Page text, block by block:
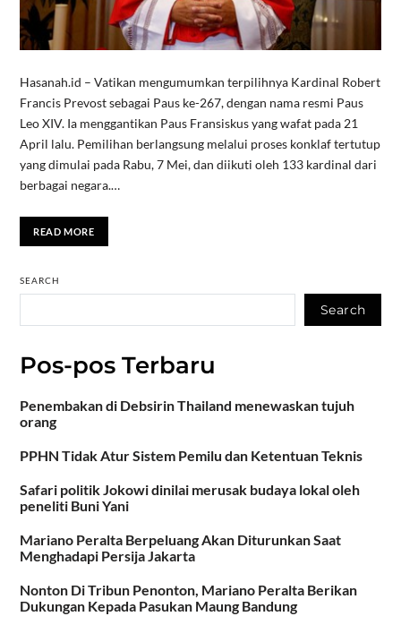
Hasanah.id – Vatikan mengumumkan terpilihnya Kardinal Robert
Francis Prevost sebagai Paus ke-267, dengan nama resmi Paus
Leo XIV. Ia menggantikan Paus Fransiskus yang wafat pada 21
April lalu. Pemilihan berlangsung melalui proses konklaf tertutup
yang dimulai pada Rabu, 7 Mei, dan diikuti oleh 133 kardinal dari
berbagai negara.…
READ MORE
SEARCH
Search
Pos-pos Terbaru
Penembakan di Debsirin Thailand menewaskan tujuh
orang
PPHN Tidak Atur Sistem Pemilu dan Ketentuan Teknis
Safari politik Jokowi dinilai merusak budaya lokal oleh
peneliti Buni Yani
Mariano Peralta Berpeluang Akan Diturunkan Saat
Menghadapi Persija Jakarta
Nonton Di Tribun Penonton, Mariano Peralta Berikan
Dukungan Kepada Pasukan Maung Bandung